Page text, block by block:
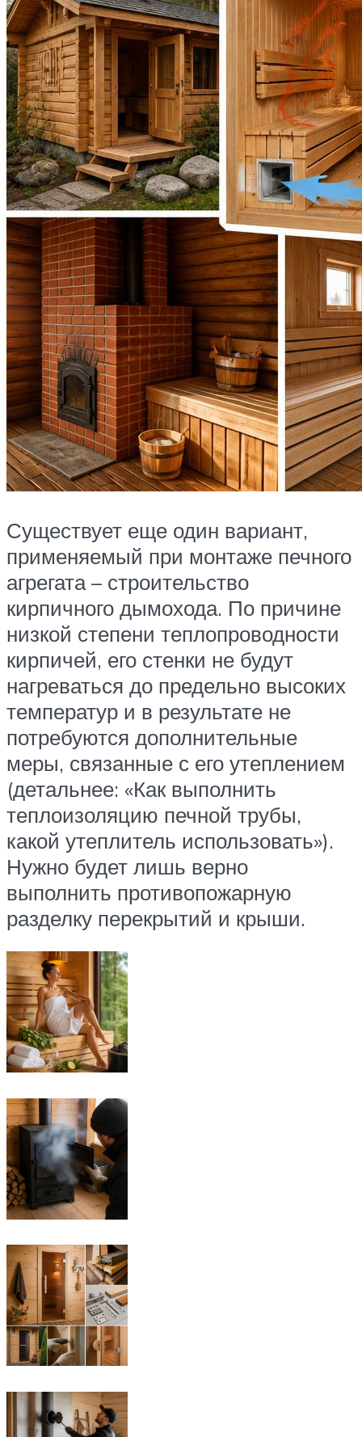
Существует еще один вариант,
применяемый при монтаже печного
агрегата – строительство
кирпичного дымохода. По причине
низкой степени теплопроводности
кирпичей, его стенки не будут
нагреваться до предельно высоких
температур и в результате не
потребуются дополнительные
меры, связанные с его утеплением
(детальнее: «Как выполнить
теплоизоляцию печной трубы,
какой утеплитель использовать»).
Нужно будет лишь верно
выполнить противопожарную
разделку перекрытий и крыши.